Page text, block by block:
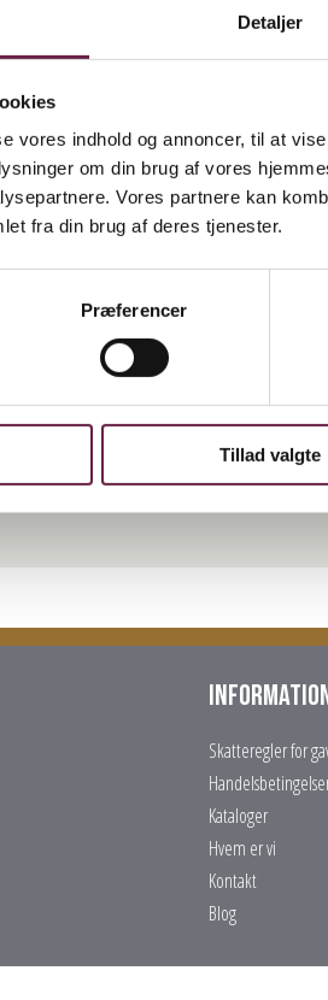
Detaljer
vores indhold og annoncer, til at
om din brug af vores
Vores partnere kan
fra din brug af deres tjenester.
Præferencer
Tillad valgte
Cocoture & Co Røde
160g
i rød Cocoture æske. 126g
med karamel og havsalt i rød Cocoture
og Stockholm. 170g
og hindbærpulver. 170g
hvid chokolade og lakridspulver. 95g
55g
Skatteregler for
Kataloger
Hvem er vi
Kontakt
Blog